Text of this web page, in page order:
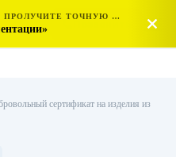
сертификат на изделия из
ОТВЕТЬЕ НА 4 ВОПРОСА И ПРОЛУЧИТЕ ТОЧНУЮ СТОИМОСТЬ